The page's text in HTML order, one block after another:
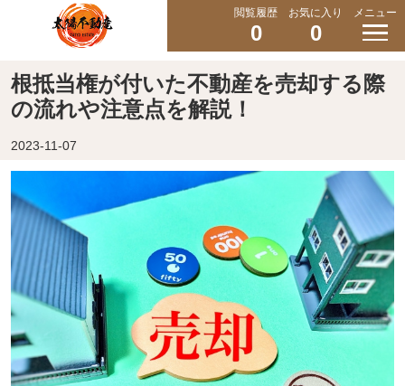
閲覧履歴
0
お気に入り
0
メニュー
根抵当権が付いた不動産を売却する際
の流れや注意点を解説！
2023-11-07